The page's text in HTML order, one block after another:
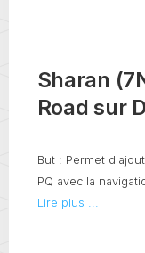
Sharan
Road sur
But : Permet
PQ avec la
Lire plus ...